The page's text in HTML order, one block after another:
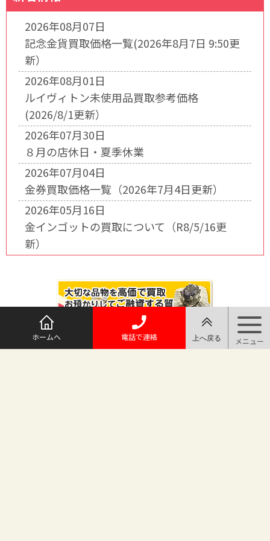
2026年08月07日
記念金貨買取価格一覧(2026年8月7日 9:50更
新）
2026年08月01日
ルイヴィトン未使用品買取参考価格
(2026/8/1更新）
2026年07月30日
８月の店休日・夏季休業
2026年07月04日
金券買取価格一覧（2026年7月4日更新）
2026年05月16日
金インゴットの買取について（R8/5/16更
新）
ホームへ 電話で連絡